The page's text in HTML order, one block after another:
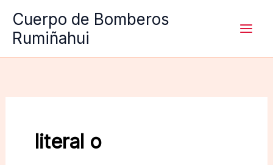
contenido
Cuerpo de Bomberos
Rumiñahui
literal o